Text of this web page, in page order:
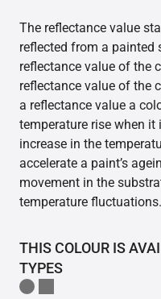
The reflectance value
reflected from a painted
reflectance value of the
reflectance value of the
a reflectance value a
temperature rise when
increase in the
accelerate a paint’s
movement in the
temperature fluctuations.
THIS COLOUR IS
TYPES